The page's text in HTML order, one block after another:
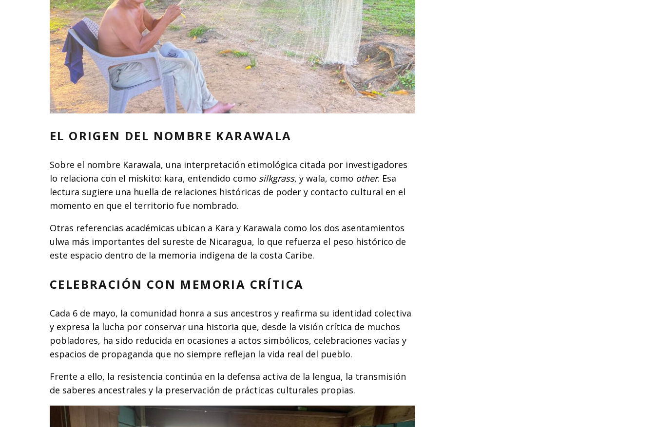
EL ORIGEN DEL NOMBRE KARAWALA
Sobre el nombre Karawala, una interpretación etimológica citada por investigadores
lo relaciona con el miskito: kara, entendido como silkgrass, y wala, como other. Esa
lectura sugiere una huella de relaciones históricas de poder y contacto cultural en el
momento en que el territorio fue nombrado.
Otras referencias académicas ubican a Kara y Karawala como los dos asentamientos
ulwa más importantes del sureste de Nicaragua, lo que refuerza el peso histórico de
este espacio dentro de la memoria indígena de la costa Caribe.
CELEBRACIÓN CON MEMORIA CRÍTICA
Cada 6 de mayo, la comunidad honra a sus ancestros y reafirma su identidad colectiva
y expresa la lucha por conservar una historia que, desde la visión crítica de muchos
pobladores, ha sido reducida en ocasiones a actos simbólicos, celebraciones vacías y
espacios de propaganda que no siempre reflejan la vida real del pueblo.
Frente a ello, la resistencia continúa en la defensa activa de la lengua, la transmisión
de saberes ancestrales y la preservación de prácticas culturales propias.